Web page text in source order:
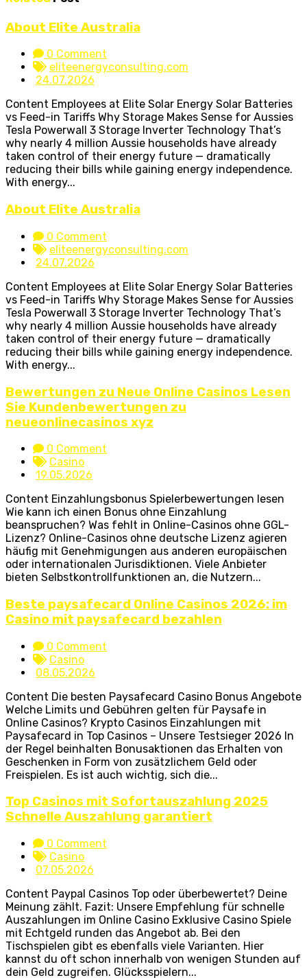
About Elite Australia
0 Comment
eliteenergyconsulting.com
24.07.2026
Content Employees at Elite Solar Energy Solar Batteries
vs Feed-in Tariffs Why Storage Makes Sense for Aussies
Tesla Powerwall 3 Storage Inverter Technology That’s
why nearly 4 million Aussie households have already
taken control of their energy future — dramatically
reducing their bills while gaining energy independence.
With energy...
About Elite Australia
0 Comment
eliteenergyconsulting.com
24.07.2026
Content Employees at Elite Solar Energy Solar Batteries
vs Feed-in Tariffs Why Storage Makes Sense for Aussies
Tesla Powerwall 3 Storage Inverter Technology That’s
why nearly 4 million Aussie households have already
taken control of their energy future — dramatically
reducing their bills while gaining energy independence.
With energy...
Bewertungen zu Neue Online Casinos Lesen
Sie Kundenbewertungen zu
neueonlinecasinos xyz
0 Comment
Casino
19.05.2026
Content Einzahlungsbonus Spielerbewertungen lesen
Wie kann ich einen Bonus ohne Einzahlung
beanspruchen? Was fehlt in Online-Casinos ohne GGL-
Lizenz? Online-Casinos ohne deutsche Lizenz agieren
häufig mit Genehmigungen aus anderen europäischen
oder internationalen Jurisdiktionen. Viele Anbieter
bieten Selbstkontrollfunktionen an, die Nutzern...
Beste paysafecard Online Casinos 2026: im
Casino mit paysafecard bezahlen
0 Comment
Casino
08.05.2026
Content Die besten Paysafecard Casino Bonus Angebote
Welche Limits und Gebühren gelten für Paysafe in
Online Casinos? Krypto Casinos Einzahlungen mit
Paysafecard in Top Casinos – Unsere Testsieger 2026 In
der Regel beinhalten Bonusaktionen das Erhalten von
Geschenken in Form von zusätzlichem Geld oder
Freispielen. Es ist auch wichtig, sich die...
Top Casinos mit Sofortauszahlung 2025
Schnelle Auszahlung garantiert
0 Comment
Casino
07.05.2026
Content Paypal Casinos Top oder überbewertet? Deine
Meinung zählt. Fazit: Unsere Empfehlung für schnelle
Auszahlungen im Online Casino Exklusive Casino Spiele
mit Echtgeld runden das Angebot ab. Bei den
Tischspielen gibt es ebenfalls viele Varianten. Hier
kannst du oft schon innerhalb von wenigen Stunden auf
dein Geld zugreifen. Glücksspielern...